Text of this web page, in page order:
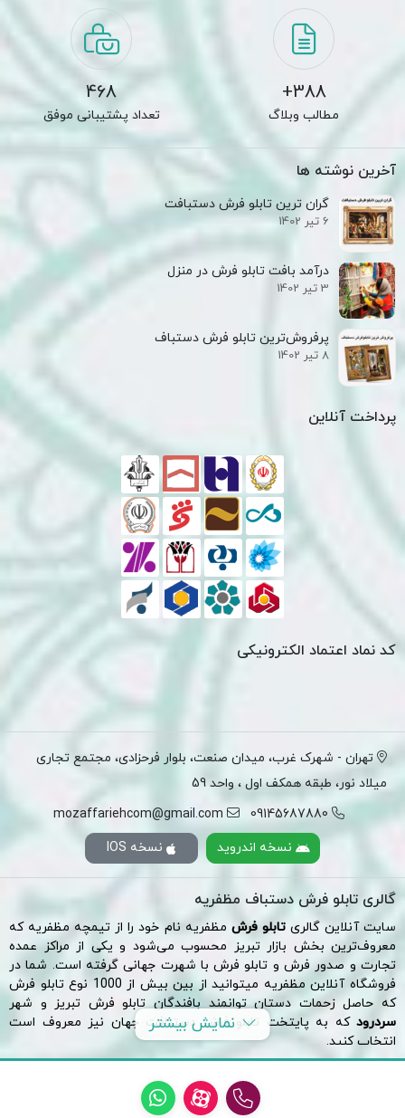
388+
مطالب وبلاگ
468
تعداد پشتیبانی موفق
آخرین نوشته ها
گران ترین تابلو فرش دستبافت
6 تیر 1402
درآمد بافت تابلو فرش در منزل
3 تیر 1402
پرفروش‌ترین تابلو فرش دستباف
8 تیر 1402
پرداخت آنلاین
کد نماد اعتماد الکترونیکی
تهران - شهرک غرب، میدان صنعت، بلوار فرحزادی، مجتمع تجاری
میلاد نور، طبقه همکف اول ، واحد 59
09145687880
mozaffariehcom@gmail.com
نسخه اندروید
نسخه IOS
گالری تابلو فرش دستباف مظفریه
سایت آنلاین گالریتابلو فرش مظفریه نام خود را از تیمچه مظفریه که
معروف‌ترین بخش بازار تبریز
محسوب می‌شود و یکی از مراکز عمده
تجارت و صدور فرش و تابلو فرش با شهرت جهانی گرفته است. شما در
فروشگاه آنلاین مظفریه میتوانید از بین بیش از 1000 نوع تابلو فرش
که حاصل زحمات دستان توانمند بافندگان تابلو فرش تبریز و شهر
سردرود که به پایتخت تابلو فرش دستبافت جهان نیز معروف است
انتخاب کنید.
مستقل آنلاین میباشد که با همکاریگالری فرش مقدم ( تامین کننده
تابلو فرش های دستبافت تبریز و سردرود )
نمایش بیشتر